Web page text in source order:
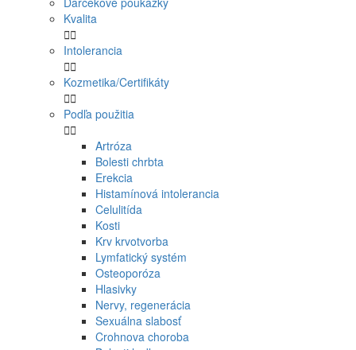
Kvalita

Intolerancia

Kozmetika/Certifikáty

Podľa použitia

Artróza
Bolesti chrbta
Erekcia
Histamínová intolerancia
Celulitída
Kosti
Krv krvotvorba
Lymfatický systém
Osteoporóza
Hlasivky
Nervy, regenerácia
Sexuálna slabosť
Crohnova choroba